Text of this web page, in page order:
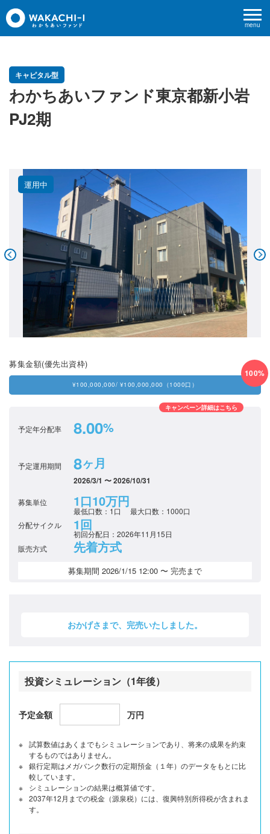
menu
キャピタル型
わかちあいファンド東京都新小岩
PJ2期
運用中
募集金額(優先出資枠)
100%
¥100,000,000/ ¥100,000,000（1000口）
キャンペーン詳細はこちら
予定年分配率 8.00%
予定運用期間 8ヶ月
2026/3/1 〜 2026/10/31
募集単位 1口10万円
最低口数：1口 最大口数：1000口
分配サイクル
1回
初回分配日：2026年11月15日
販売方式
先着方式
募集期間 2026/1/15 12:00 〜 完売まで
おかげさまで、完売いたしました。
投資シミュレーション（1年後）
予定金額 万円
試算数値はあくまでもシミュレーションであり、将来の成果を約束
するものではありません。
銀行定期はメガバンク数行の定期預金（１年）のデータをもとに比
較しています。
シミュレーションの結果は概算値です。
2037年12月までの税金（源泉税）には、復興特別所得税が含まれま
す。